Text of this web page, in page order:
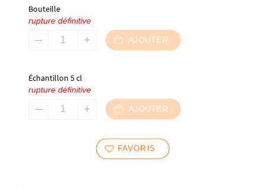
Bouteille
rupture définitive
AJOUTER
Échantillon 5 cl
rupture définitive
AJOUTER
FAVORIS